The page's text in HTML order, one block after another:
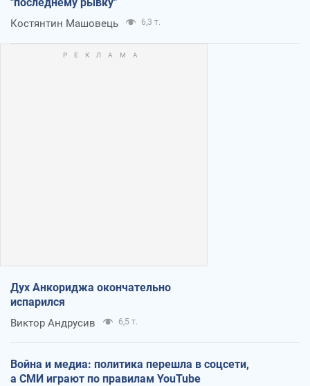
Костянтин Машовець 6,3 т.
Дух Анкориджа окончательно
испарился
Виктор Андрусив 6,5 т.
Война и медиа: политика перешла в соцсети,
а СМИ играют по правилам YouTube